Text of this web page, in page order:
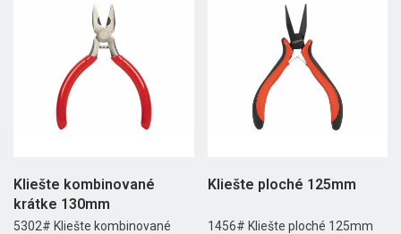
Kliešte kombinované
krátke 130mm
5302# Kliešte kombinované
Kliešte ploché 125mm
1456# Kliešte ploché 125mm